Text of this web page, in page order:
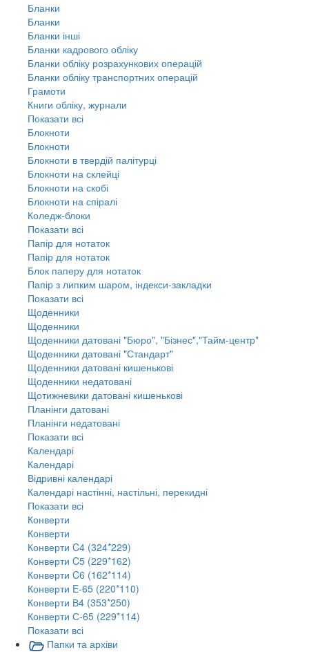
Бланки
Бланки
Бланки інші
Бланки кадрового обліку
Бланки обліку розрахункових операцій
Бланки обліку транспортних операцій
Грамоти
Книги обліку, журнали
Показати всі
Блокноти
Блокноти
Блокноти в твердій палітурці
Блокноти на склейці
Блокноти на скобі
Блокноти на спіралі
Коледж-блоки
Показати всі
Папір для нотаток
Папір для нотаток
Блок паперу для нотаток
Папір з липким шаром, індекси-закладки
Показати всі
Щоденники
Щоденники
Щоденники датовані "Бюро", "Бізнес","Тайм-центр"
Щоденники датовані "Стандарт"
Щоденники датовані кишенькові
Щоденники недатовані
Щотижневики датовані кишенькові
Планінги датовані
Планінги недатовані
Показати всі
Календарі
Календарі
Відривні календарі
Календарі настінні, настільні, перекидні
Показати всі
Конверти
Конверти
Конверти C4 (324*229)
Конверти C5 (229*162)
Конверти C6 (162*114)
Конверти E-65 (220*110)
Конверти В4 (353*250)
Конверти С-65 (229*114)
Показати всі
Папки та архіви